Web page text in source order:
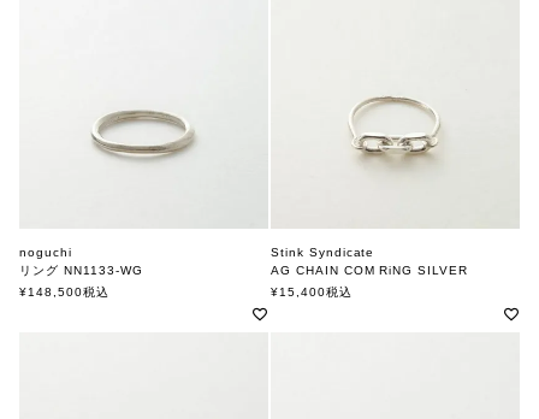
noguchi
リング NN1133-WG
ノグチ
¥148,500税込
Stink Syndicate
AG CHAIN COM RiNG SILVER
スティンクシンジケート
¥15,400税込